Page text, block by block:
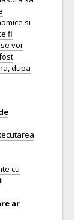
si
fi
vor
dupa
cu
ar